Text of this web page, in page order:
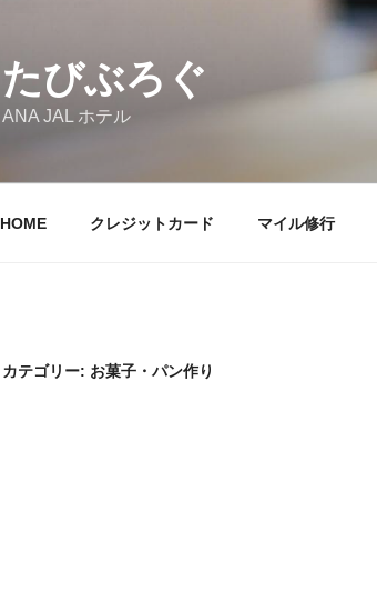
たびぶろぐ
ANA JAL ホテル
HOME クレジットカード マイル修行
カテゴリー: お菓子・パン作り